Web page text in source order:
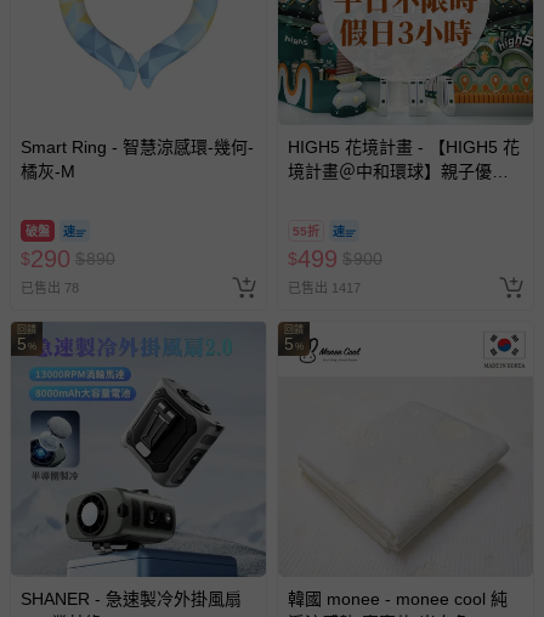
Smart Ring - 智慧涼感環-幾何-
橘灰-M
破盤
$290 $890
已售出 78
HIGH5 花境計畫 - 【HIGH5 花
境計畫＠中和環球】親子優惠
55折
$499 $900
已售出 1417
回饋
5 %
SHANER - 急速製冷外掛風扇
回饋
5 %
韓國 monee - monee cool 純